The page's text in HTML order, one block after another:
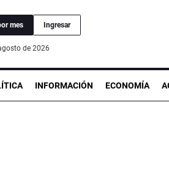
mes Ingresar
de 2026
INFORMACIÓN ECONOMÍA